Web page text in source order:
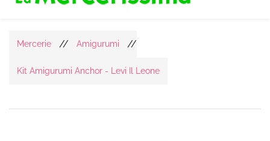
Mercerie // Amigurumi //
Kit Amigurumi Anchor - Levi Il Leone